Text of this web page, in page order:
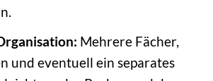
Mehrere Fächer,
und eventuell ein separates